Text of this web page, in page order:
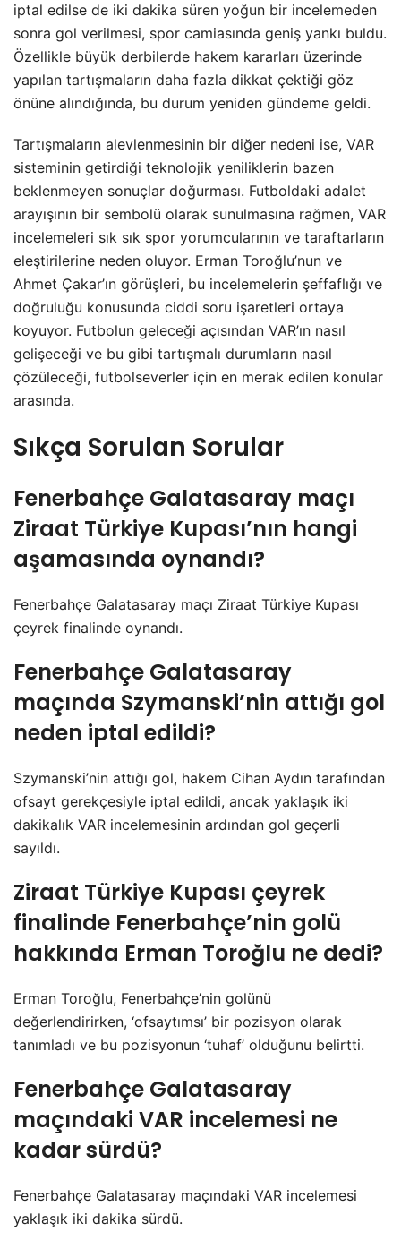
iptal edilse de iki dakika süren yoğun bir incelemeden
sonra gol verilmesi, spor camiasında geniş yankı buldu.
Özellikle büyük derbilerde hakem kararları üzerinde
yapılan tartışmaların daha fazla dikkat çektiği göz
önüne alındığında, bu durum yeniden gündeme geldi.
Tartışmaların alevlenmesinin bir diğer nedeni ise, VAR
sisteminin getirdiği teknolojik yeniliklerin bazen
beklenmeyen sonuçlar doğurması. Futboldaki adalet
arayışının bir sembolü olarak sunulmasına rağmen, VAR
incelemeleri sık sık spor yorumcularının ve taraftarların
eleştirilerine neden oluyor. Erman Toroğlu’nun ve
Ahmet Çakar’ın görüşleri, bu incelemelerin şeffaflığı ve
doğruluğu konusunda ciddi soru işaretleri ortaya
koyuyor. Futbolun geleceği açısından VAR’ın nasıl
gelişeceği ve bu gibi tartışmalı durumların nasıl
çözüleceği, futbolseverler için en merak edilen konular
arasında.
Sıkça Sorulan Sorular
Fenerbahçe Galatasaray maçı
Ziraat Türkiye Kupası’nın hangi
aşamasında oynandı?
Fenerbahçe Galatasaray maçı Ziraat Türkiye Kupası
çeyrek finalinde oynandı.
Fenerbahçe Galatasaray
maçında Szymanski’nin attığı gol
neden iptal edildi?
Szymanski’nin attığı gol, hakem Cihan Aydın tarafından
ofsayt gerekçesiyle iptal edildi, ancak yaklaşık iki
dakikalık VAR incelemesinin ardından gol geçerli
sayıldı.
Ziraat Türkiye Kupası çeyrek
finalinde Fenerbahçe’nin golü
hakkında Erman Toroğlu ne dedi?
Erman Toroğlu, Fenerbahçe’nin golünü
değerlendirirken, ‘ofsaytımsı’ bir pozisyon olarak
tanımladı ve bu pozisyonun ‘tuhaf’ olduğunu belirtti.
Fenerbahçe Galatasaray
maçındaki VAR incelemesi ne
kadar sürdü?
Fenerbahçe Galatasaray maçındaki VAR incelemesi
yaklaşık iki dakika sürdü.